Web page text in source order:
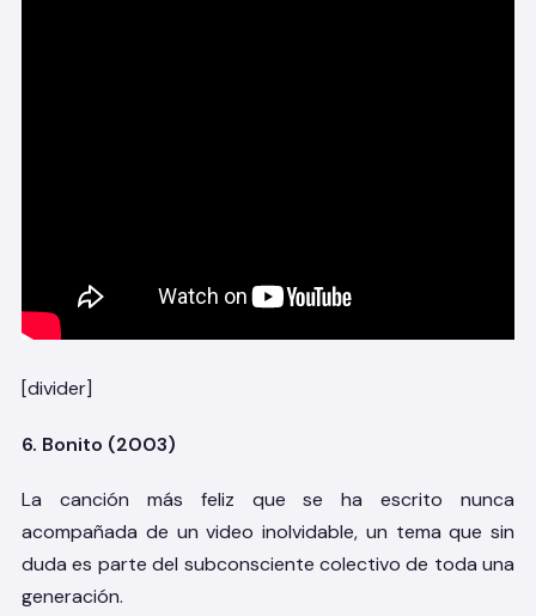
[divider]
6. Bonito (2003)
La canción más feliz que se ha escrito nunca
acompañada de un video inolvidable, un tema que sin
duda es parte del subconsciente colectivo de toda una
generación.